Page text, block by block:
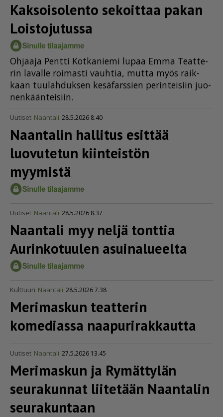
Kaksoisolento sekoittaa pakan
Loistojutussa
Oh­jaa­ja Pent­ti Kot­ka­nie­mi lu­paa Em­ma Te­at­te­
rin la­val­le roi­mas­ti vauh­tia, mut­ta myös raik­
kaan tuu­lah­duk­sen ke­sä­fars­sien pe­rin­tei­siin juo­
nen­kään­tei­siin.
Uutiset Naantali 28.5.2026 8.40
Naantalin hallitus esittää
luovutetun kiinteistön
myymistä
Uutiset Naantali 28.5.2026 8.37
Naantali myy neljä tonttia
Aurinkotuulen asuinalueelta
Kulttuuri Naantali 28.5.2026 7.38
Merimaskun teatterin
komediassa naapu­ri­rak­kautta
Uutiset Naantali 27.5.2026 13.45
Merimaskun ja Rymättylän
seurakunnat liitetään Naantalin
seurakuntaan